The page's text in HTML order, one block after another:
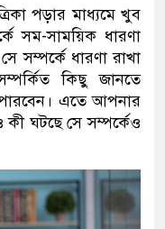
পড়ার মাধ্যমে খুব
সম-সাময়িক ধারণা
সম্পর্কে ধারণা রাখা
কিছু জানতে
এতে আপনার
কী ঘটছে সে সম্পর্কেও